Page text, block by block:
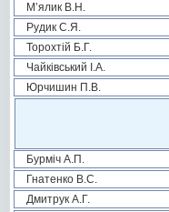
М’ялик В.Н.
Рудик С.Я.
Торохтій Б.Г.
Чайківський І.А.
Юрчишин П.В.
Бурміч А.П.
Гнатенко В.С.
Дмитрук А.Г.